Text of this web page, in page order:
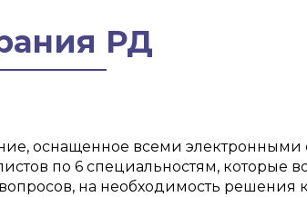
РД
оснащенное всеми
по 6 специальностям, которые
на необходимость решения